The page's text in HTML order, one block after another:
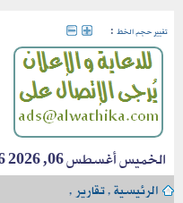
تغيير حجم الخط :
الخميس أغسطس 06, 2026 6:36 pm
الرئيسية›تقارير›